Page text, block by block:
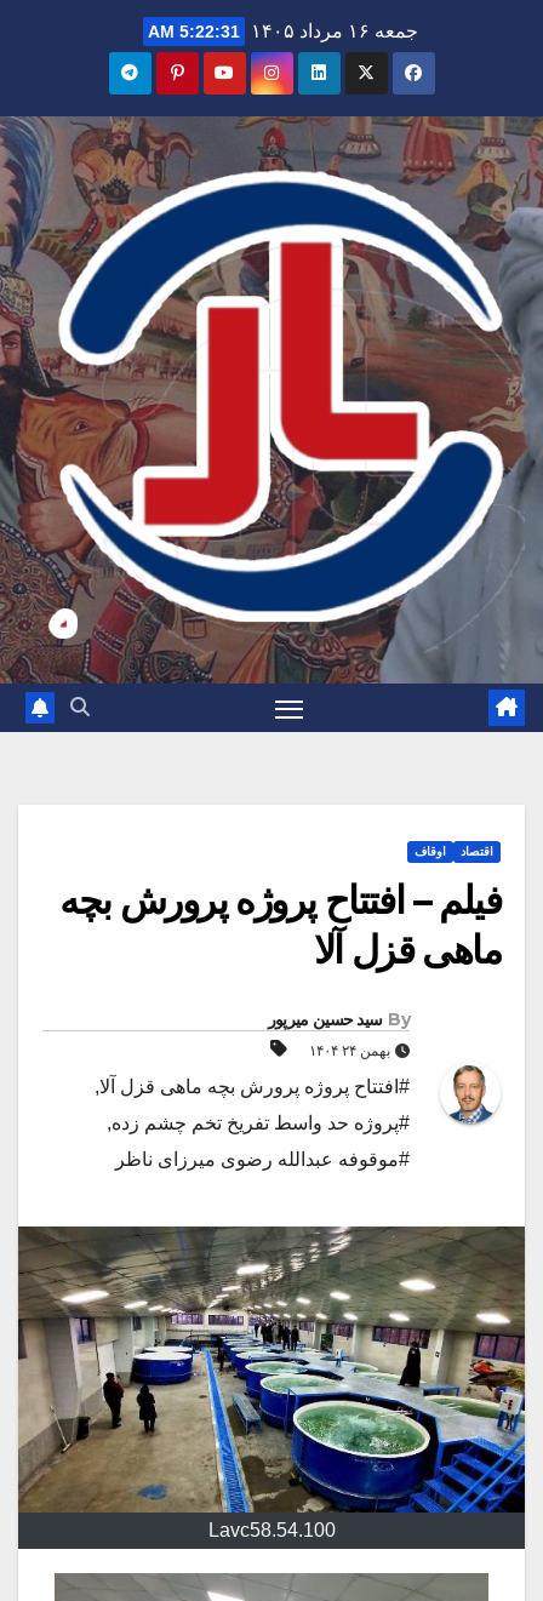
جمعه ۱۶ مرداد ۱۴۰۵ 5:22:33 AM
اقتصاد اوقاف
فیلم – افتتاح پروژه پرورش بچه
ماهی قزل آلا
By سید حسین میرپور
بهمن ۲۴ ۱۴۰۴
#افتتاح پروژه پرورش بچه ماهی قزل آلا,
#پروژه حد واسط تفریخ تخم چشم زده,
#موقوفه عبدالله رضوی میرزای ناظر
Lavc58.54.100